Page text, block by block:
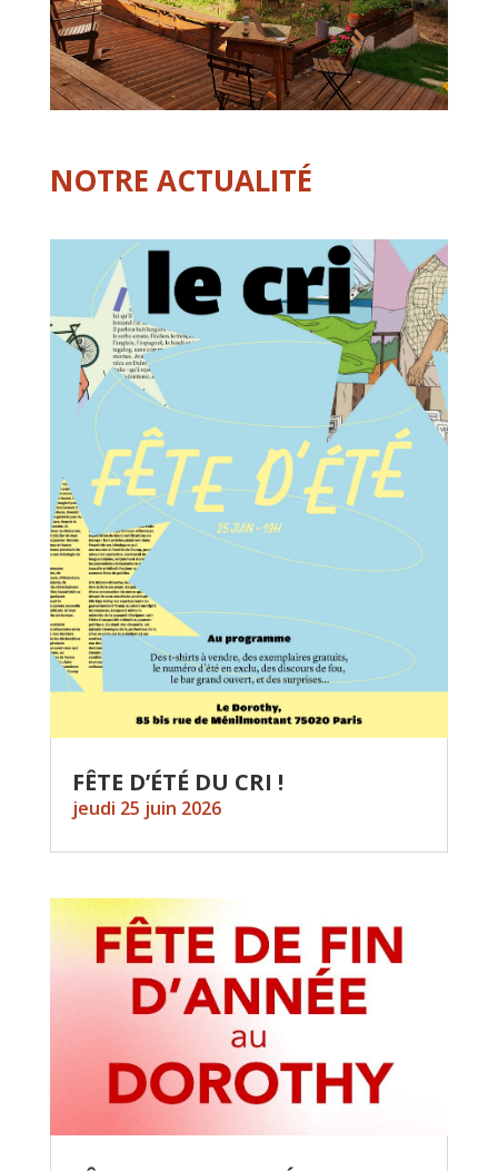
NOTRE ACTUALITÉ
FÊTE D’ÉTÉ DU CRI !
jeudi 25 juin 2026